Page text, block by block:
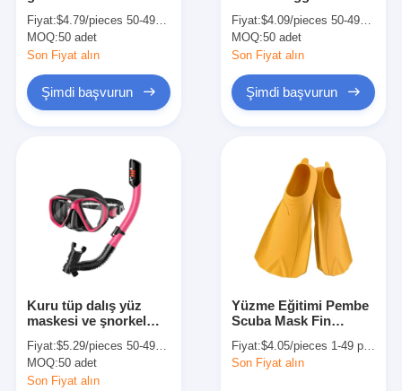
maske
Fiyat:$4.79/pieces 50-499 pieces
MOQ:50 adet
Son Fiyat alın
Şimdi başvurun
Kadınlar İçin
Fiyat:$4.09/pieces 50-499 pieces
MOQ:50 adet
Son Fiyat alın
Şimdi başvurun
Kuru tüp dalış yüz
maskesi ve şnorkel
beyaz
Fiyat:$5.29/pieces 50-499 pieces
MOQ:50 adet
Son Fiyat alın
Yüzme Eğitimi Pembe
Scuba Mask Fin
İçin Dalış Pencereleri
Tam Ayak
Fiyat:$4.05/pieces 1-49 pieces
Son Fiyat alın